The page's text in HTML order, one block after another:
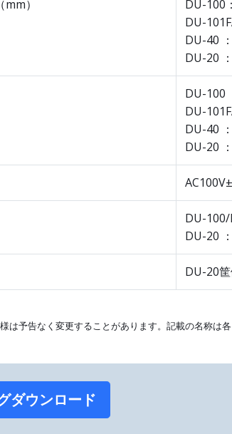
）
DU-100
DU-
DU-40
DU-20
DU-100
DU-
DU-40
DU-20
DU-
DU-20
DU-20
は予告なく変更することがあります。記載の名称は
ダウンロード